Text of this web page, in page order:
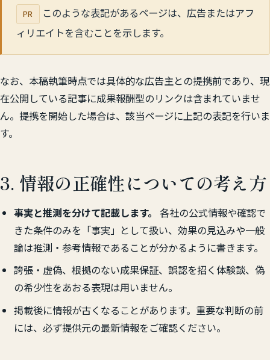
PR
このような表記があるページは、広告またはアフ
ィリエイトを含むことを示します。
なお、本稿執筆時点では具体的な広告主との提携前であり、現
在公開している記事に成果報酬型のリンクは含まれていませ
ん。提携を開始した場合は、該当ページに上記の表記を行いま
す。
3. 情報の正確性についての考え方
事実と推測を分けて記載します。 各社の公式情報や確認で
きた条件のみを「事実」として扱い、効果の見込みや一般
論は推測・参考情報であることが分かるように書きます。
誇張・虚偽、根拠のない成果保証、誤認を招く体験談、偽
の希少性をあおる表現は用いません。
掲載後に情報が古くなることがあります。重要な判断の前
には、必ず提供元の最新情報をご確認ください。